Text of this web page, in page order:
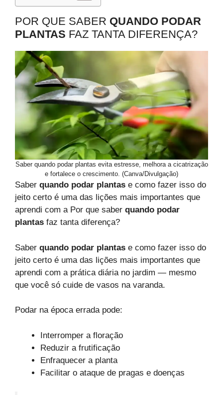
POR QUE SABER QUANDO PODAR
PLANTAS FAZ TANTA DIFERENÇA?
Saber quando podar plantas evita estresse, melhora a cicatrização
e fortalece o crescimento. (Canva/Divulgação)
Saber quando podar plantas e como fazer isso do
jeito certo é uma das lições mais importantes que
aprendi com a Por que saber quando podar
plantas faz tanta diferença?
Saber quando podar plantas e como fazer isso do
jeito certo é uma das lições mais importantes que
aprendi com a prática diária no jardim — mesmo
que você só cuide de vasos na varanda.
Podar na época errada pode:
Interromper a floração
Reduzir a frutificação
Enfraquecer a planta
Facilitar o ataque de pragas e doenças